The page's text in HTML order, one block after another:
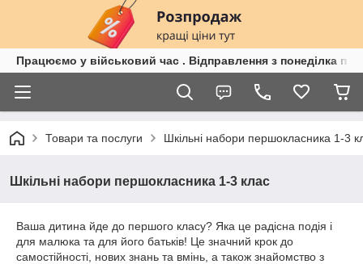
Працюємо у військовий час . Відправлення з понеділка по
Товари та послуги Шкільні набори першокласника 1-3
Шкільні набори першокласника 1-3 клас
Ваша дитина йде до першого класу? Яка це радісна подія і
для малюка та для його батьків! Це значний крок до
самостійності, нових знань та вмінь, а також знайомство з